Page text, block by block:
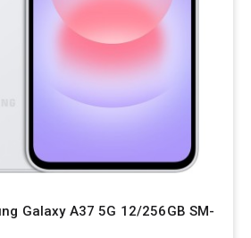
Galaxy A37 5G 12/256GB SM-